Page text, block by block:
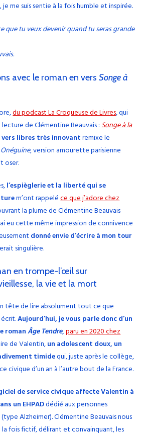
je me suis sentie à la fois humble et inspirée.
que tu veux devenir quand tu seras grande
avec le roman en versSonge à
du podcast La Croqueuse de Livres, qui
lecture de Clémentine Beauvais :Songe à la
vers libres très innovant remixe le
, version amourette parisienne
oser.
l’espièglerie et la liberté qui se
m’ont rappeléce que j’adore chez
la plume de Clémentine Beauvais
eu cette même impression de connivence
donné envie d’écrire à mon tour
singulière.
en trompe-l’œil sur
la vie et la mort
tête de lire absolument tout ce que
écrit.Aujourd’hui, je vous parle donc d’un
romanÂge Tendre, paru en 2020 chez
de Valentin, un adolescent doux, un
timidequi, juste après le collège,
civique d’un an à l’autre bout de la France.
de service civique affecte Valentin à
un EHPADdédié aux personnes
Alzheimer). Clémentine Beauvais nous
la fois fictif, délirant et convainquant, les